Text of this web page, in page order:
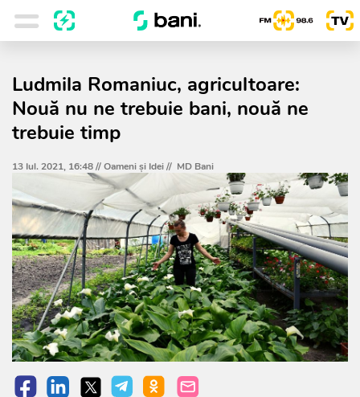
Ludmila Romaniuc, agricultoare:
Nouă nu ne trebuie bani, nouă ne
trebuie timp
13 Iul. 2021, 16:48 //Oameni şi Idei// MD Bani